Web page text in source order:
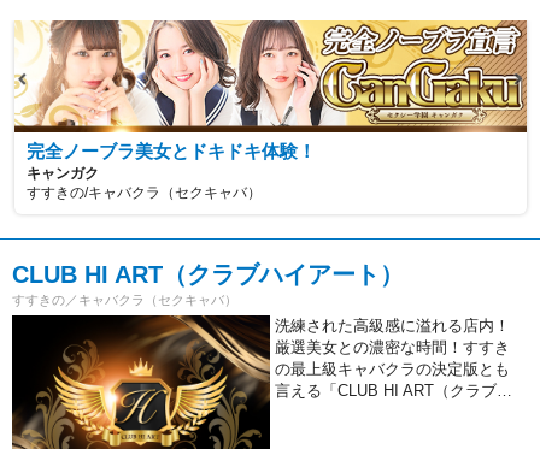
完全ノーブラ美女とドキドキ体験！
キャンガク
すすきの/キャバクラ（セクキャバ）
CLUB HI ART（クラブハイアート）
すすきの／キャバクラ（セクキャバ）
洗練された高級感に溢れる店内！
厳選美女との濃密な時間！すすき
の最上級キャバクラの決定版とも
言える「CLUB HI ART（クラブ…